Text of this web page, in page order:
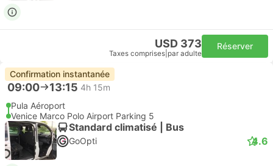
USD 373
Taxes comprises par adulte
Réserver
Confirmation instantanée
09:00 13:15 4h 15m
Pula Aéroport
Venice Marco Polo Airport Parking 5
Standard climatisé | Bus
GoOpti 4.6